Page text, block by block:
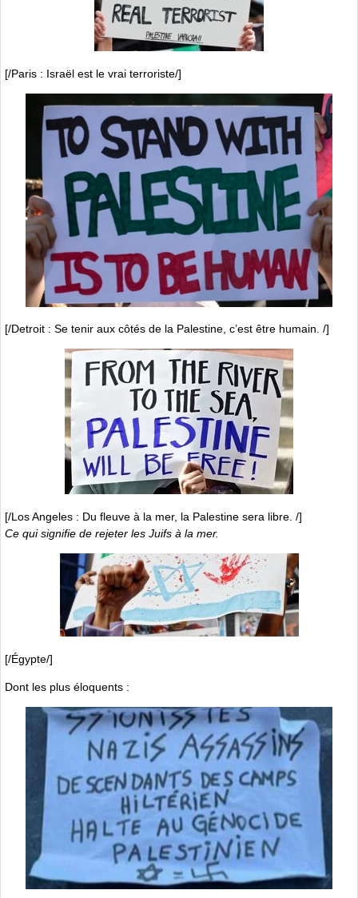
[/Paris : Israël est le vrai terroriste/]
[/Detroit : Se tenir aux côtés de la Palestine, c’est être humain. /]
[/Los Angeles : Du fleuve à la mer, la Palestine sera libre. /]
Ce qui signifie de rejeter les Juifs à la mer.
[/Égypte/]
Dont les plus éloquents :